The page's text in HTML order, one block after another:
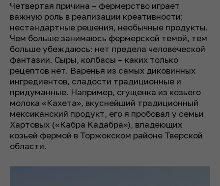
Четвертая причина – фермерство играет
важную роль в реализации креативности:
нестандартные решения, необычные продукты.
Чем больше занимаюсь фермерской темой, тем
больше убеждаюсь: нет предела человеческой
фантазии. Сыры, колбасы – каких только
рецептов нет. Варенья из самых диковинных
ингредиентов, сладости традиционные и
придуманные. Например, сгущенка из козьего
молока «Кахета», вкуснейший традиционный
мексиканский продукт, его я пробовал у семьи
Хартовых («Кабра Кадабра»), владеющих
козьей фермой в Торжокском районе Тверской
области.